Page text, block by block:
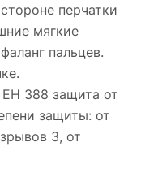
перчатки
мягкие
пальцев.
388 защита от
защиты: от
3, от